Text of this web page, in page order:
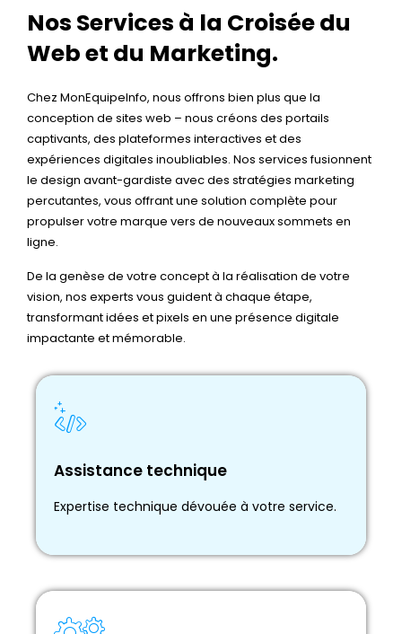
Nos Services à la Croisée du
Web et du Marketing.
Chez MonEquipeInfo, nous offrons bien plus que la
conception de sites web – nous créons des portails
captivants, des plateformes interactives et des
expériences digitales inoubliables. Nos services fusionnent
le design avant-gardiste avec des stratégies marketing
percutantes, vous offrant une solution complète pour
propulser votre marque vers de nouveaux sommets en
ligne.
De la genèse de votre concept à la réalisation de votre
vision, nos experts vous guident à chaque étape,
transformant idées et pixels en une présence digitale
impactante et mémorable.
Assistance technique
Expertise technique dévouée à votre service.
Assistance technique
écoute.